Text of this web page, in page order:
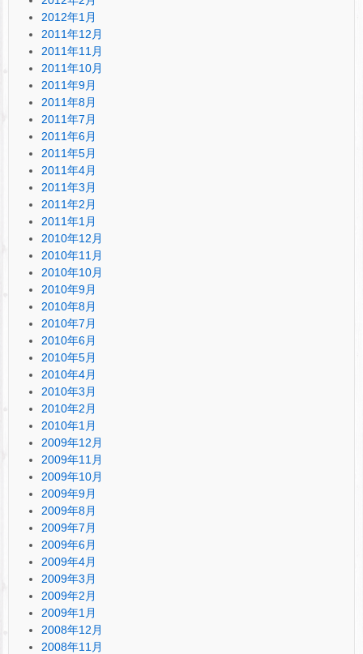
2012年1月
2011年12月
2011年11月
2011年10月
2011年9月
2011年8月
2011年7月
2011年6月
2011年5月
2011年4月
2011年3月
2011年2月
2011年1月
2010年12月
2010年11月
2010年10月
2010年9月
2010年8月
2010年7月
2010年6月
2010年5月
2010年4月
2010年3月
2010年2月
2010年1月
2009年12月
2009年11月
2009年10月
2009年9月
2009年8月
2009年7月
2009年6月
2009年4月
2009年3月
2009年2月
2009年1月
2008年12月
2008年11月